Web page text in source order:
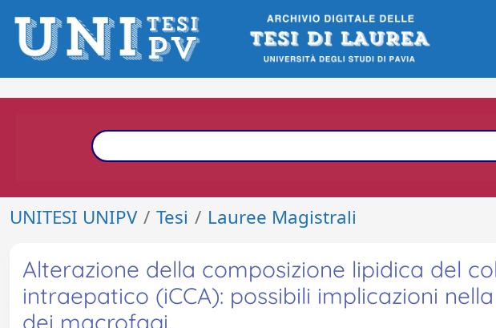
UNITESI UNIPV Tesi Lauree Magistrali
Alterazione della composizione lipidica del
intraepatico (iCCA): possibili implicazioni
dei macrofagi.